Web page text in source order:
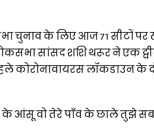
चुनाव के लिए आज 71 सीटों पर
सांसद शशि थरूर ने एक
लॉकडाउन के
के आंसू वो तेरे पाँव के छाले तुझे सब